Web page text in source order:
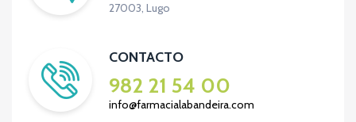
27003, Lugo
CONTACTO
982 21 54 00
info@farmacialabandeira.com